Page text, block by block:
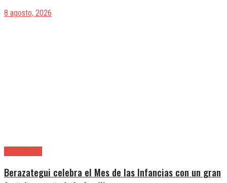
8 agosto, 2026
Berazategui celebra el Mes de las Infancias con un gran